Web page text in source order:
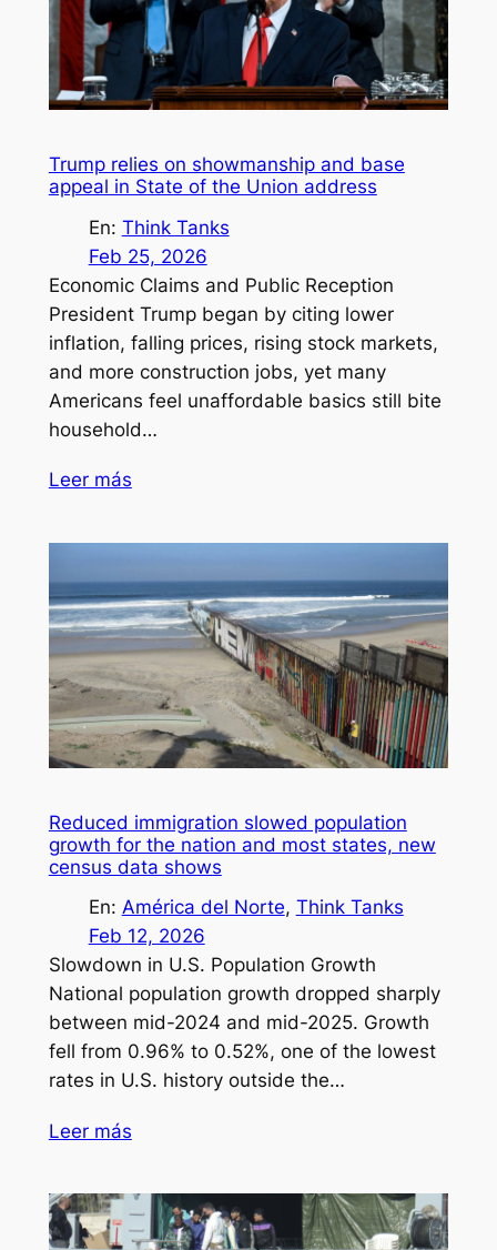
Trump relies on showmanship and base
appeal in State of the Union address
En: Think Tanks
Feb 25, 2026
Economic Claims and Public Reception
President Trump began by citing lower
inflation, falling prices, rising stock markets,
and more construction jobs, yet many
Americans feel unaffordable basics still bite
household…
Leer más
Reduced immigration slowed population
growth for the nation and most states, new
census data shows
En: América del Norte, Think Tanks
Feb 12, 2026
Slowdown in U.S. Population Growth
National population growth dropped sharply
between mid-2024 and mid-2025. Growth
fell from 0.96% to 0.52%, one of the lowest
rates in U.S. history outside the…
Leer más